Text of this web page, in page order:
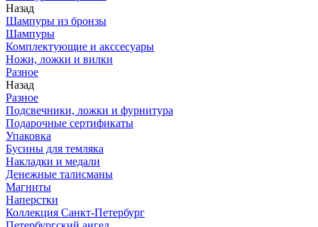
Назад
Шампуры из бронзы
Шампуры
Комплектующие и акссесуары
Ножи, ложки и вилки
Разное
Назад
Разное
Подсвечники, ложки и фурнитура
Подарочные сертификаты
Упаковка
Бусины для темляка
Накладки и медали
Денежные талисманы
Магниты
Наперстки
Коллекция Санкт-Петербург